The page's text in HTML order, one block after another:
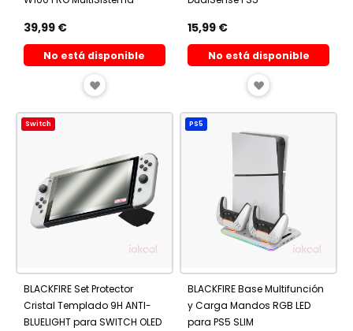
39,99 €
No está disponible
15,99 €
No está disponible
Switch
BLACKFIRE Set Protector
Cristal Templado 9H ANTI-
BLUELIGHT para SWITCH OLED
PS5
BLACKFIRE Base Multifunción
y Carga Mandos RGB LED
para PS5 SLIM